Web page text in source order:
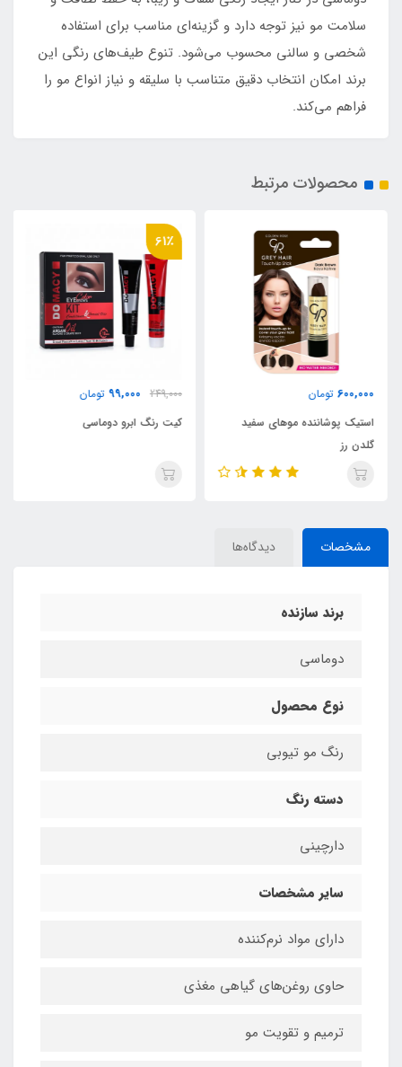
سلامت مو نیز توجه دارد و گزینه‌ای مناسب برای استفاده
شخصی و سالنی محسوب می‌شود. تنوع طیف‌های رنگی این
برند امکان انتخاب دقیق متناسب با سلیقه و نیاز انواع مو را
فراهم می‌کند.
محصولات مرتبط
600,000 تومان
استیک پوشاننده موهای سفید
گلدن رز
61٪
249,000
99,000 تومان
کیت رنگ ابرو دوماسی
مشخصات دیدگاه‌ها
برند سازنده
دوماسی
نوع محصول
رنگ مو تیوبی
دسته رنگ
دارچینی
سایر مشخصات
دارای مواد نرم‌کننده
حاوی روغن‌های گیاهی مغذی
ترمیم و تقویت مو